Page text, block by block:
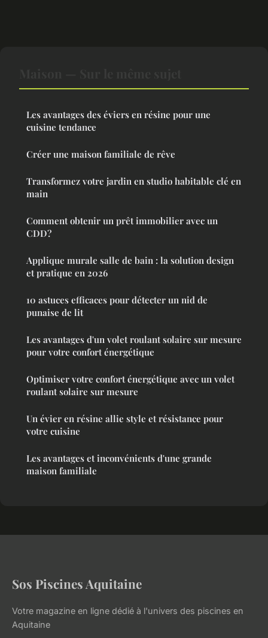
Les avantages des éviers en résine pour une
cuisine tendance
Créer une maison familiale de rêve
Transformez votre jardin en studio habitable clé en
main
Comment obtenir un prêt immobilier avec un
CDD?
Applique murale salle de bain : la solution design
et pratique en 2026
10 astuces efficaces pour détecter un nid de
punaise de lit
Les avantages d'un volet roulant solaire sur mesure
pour votre confort énergétique
Optimiser votre confort énergétique avec un volet
roulant solaire sur mesure
Un évier en résine allie style et résistance pour
votre cuisine
Les avantages et inconvénients d'une grande
maison familiale
Sos Piscines Aquitaine
Votre magazine en ligne dédié à l'univers des piscines en
Aquitaine